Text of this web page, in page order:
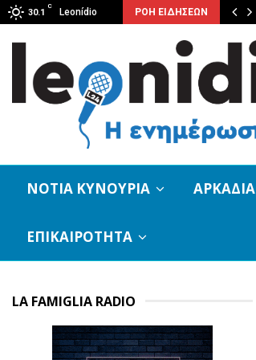
30.1
C
Leonídio ΡΟΗ ΕΙΔΗΣΕΩΝ
Απόλλωνα Τυρού
ΝΟΤΙΑ ΚΥΝΟΥΡΙΑ ΑΡΚΑΔΙΑ
ΕΠΙΚΑΙΡΟΤΗΤΑ
LA FAMIGLIA RADIO